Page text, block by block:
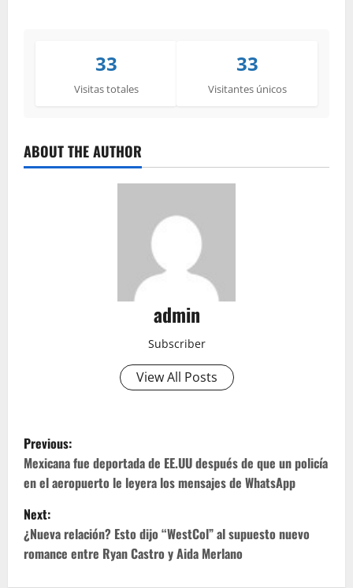
33
Visitas totales
33
Visitantes únicos
ABOUT THE AUTHOR
admin
Subscriber
View All Posts
P
o
s
t
n
Previous:
Mexicana fue deportada de EE.UU después de que un policía
en el aeropuerto le leyera los mensajes de WhatsApp
Next:
¿Nueva relación? Esto dijo “WestCol” al supuesto nuevo
romance entre Ryan Castro y Aida Merlano